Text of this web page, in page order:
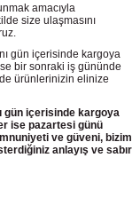
amacıyla
size ulaşmasını
gün içerisinde kargoya
bir sonraki iş gününde
ürünlerinizin elinize
gün içerisinde kargoya
ise pazartesi günü
ve güveni, bizim
anlayış ve sabır